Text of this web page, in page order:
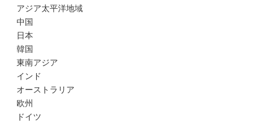
アジア太平洋地域
中国
日本
韓国
東南アジア
インド
オーストラリア
欧州
ドイツ